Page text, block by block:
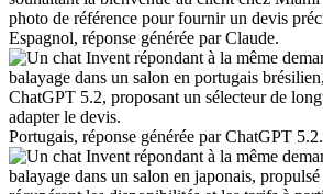
Espagnol, réponse générée par Claude.
Portugais, réponse générée par ChatGPT 5.2.